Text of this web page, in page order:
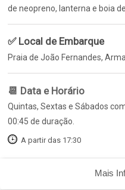
de neopreno, lanterna e boia
✅ Local de Embarque
Praia de João Fernandes,
📆 Data e Horário
Quintas, Sextas e Sábados
00:45 de duração.
A partir das 17:30
Mais